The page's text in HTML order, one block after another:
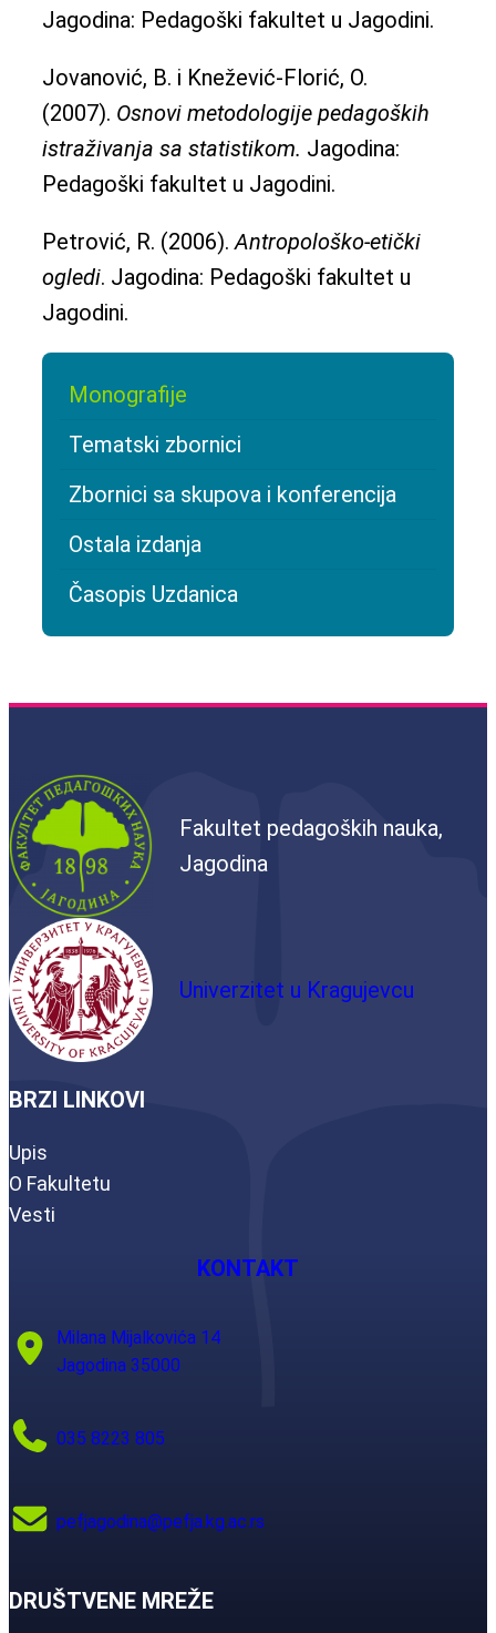
Jagodina: Pedagoški fakultet u Jagodini.
Jovanović, B. i Knežević-Florić, O.
(2007). Osnovi metodologije pedagoških
istraživanja sa statistikom. Jagodina:
Pedagoški fakultet u Jagodini.
Petrović, R. (2006).Antropološko-etički
ogledi. Jagodina: Pedagoški fakultet u
Jagodini.
Monografije
Tematski zbornici
Zbornici sa skupova i konferencija
Ostala izdanja
Časopis Uzdanica
Fakultet pedagoških nauka,
Jagodina
Univerzitet u Kragujevcu
BRZI LINKOVI
Upis
O Fakultetu
Vesti
KONTAKT
Milana Mijalkovića 14
Jagodina 35000
035 8223 805
pefjagodina@pefja.kg.ac.rs
DRUŠTVENE MREŽE